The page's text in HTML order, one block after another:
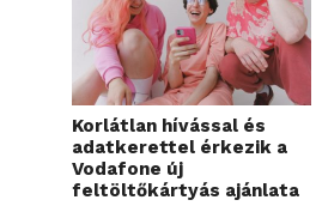
Korlátlan hívással és
adatkerettel érkezik a
Vodafone új
feltöltőkártyás ajánlata